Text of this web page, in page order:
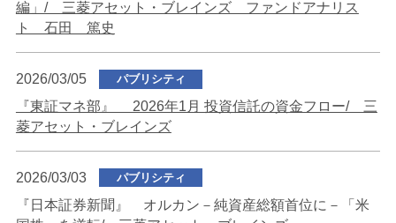
編」/ 三菱アセット・ブレインズ ファンドアナリス
ト 石田 篤史
2026/03/05 パブリシティ
『東証マネ部』 2026年1月 投資信託の資金フロー/ 三
菱アセット・ブレインズ
2026/03/03 パブリシティ
『日本証券新聞』 オルカン－純資産総額首位に－「米